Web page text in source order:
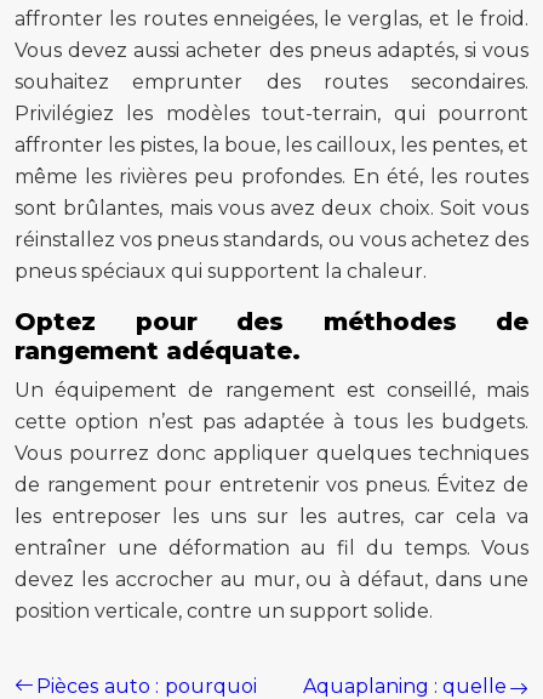
affronter les routes enneigées, le verglas, et le froid.
Vous devez aussi acheter des pneus adaptés, si vous
souhaitez emprunter des routes secondaires.
Privilégiez les modèles tout-terrain, qui pourront
affronter les pistes, la boue, les cailloux, les pentes, et
même les rivières peu profondes. En été, les routes
sont brûlantes, mais vous avez deux choix. Soit vous
réinstallez vos pneus standards, ou vous achetez des
pneus spéciaux qui supportent la chaleur.
Optez pour des méthodes de
rangement adéquate.
Un équipement de rangement est conseillé, mais
cette option n’est pas adaptée à tous les budgets.
Vous pourrez donc appliquer quelques techniques
de rangement pour entretenir vos pneus. Évitez de
les entreposer les uns sur les autres, car cela va
entraîner une déformation au fil du temps. Vous
devez les accrocher au mur, ou à défaut, dans une
position verticale, contre un support solide.
Pièces auto : pourquoi
Aquaplaning : quelle